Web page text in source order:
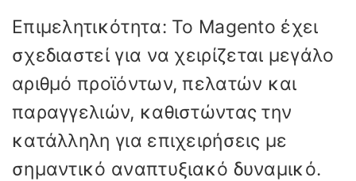
Επιμελητικότητα: Το Magento έχει
σχεδιαστεί για να χειρίζεται μεγάλο
αριθμό προϊόντων, πελατών και
παραγγελιών, καθιστώντας την
κατάλληλη για επιχειρήσεις με
σημαντικό αναπτυξιακό δυναμικό.